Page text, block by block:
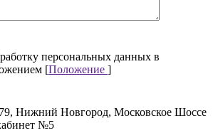
персональных данных в
[Положение ]
Нижний Новгород, Московское Шоссе
№5